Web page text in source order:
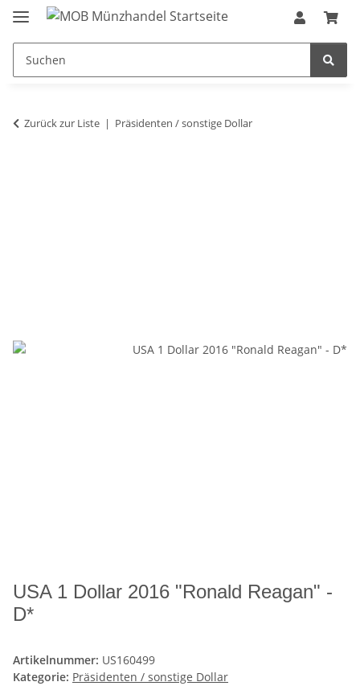
Zurück zur Liste Präsidenten / sonstige Dollar
USA 1 Dollar 2016 "Ronald Reagan" -
D*
Artikelnummer: US160499
Kategorie: Präsidenten / sonstige Dollar